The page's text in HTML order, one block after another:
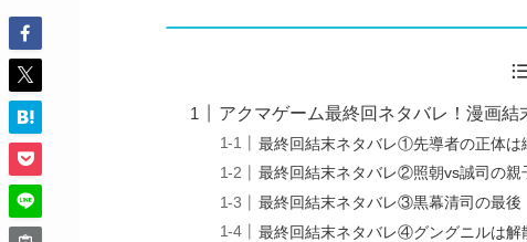
アクマゲーム最終回ネタバレ！漫画結
最終回結末ネタバレ①先導者の正体は
最終回結末ネタバレ②照朝vs誠司の親
最終回結末ネタバレ③黒幕清司の最後
最終回結末ネタバレ④グングニルは解